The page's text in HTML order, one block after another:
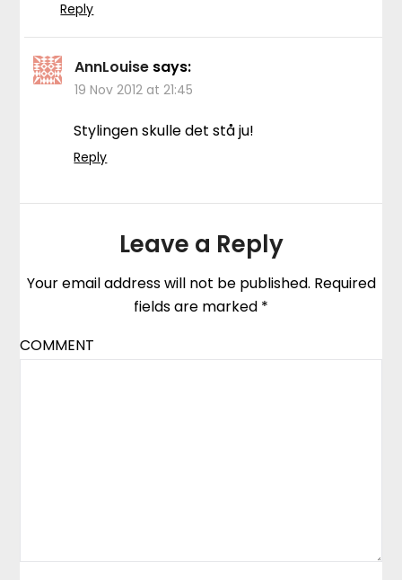
Reply
AnnLouise says:
19 Nov 2012 at 21:45
Stylingen skulle det stå ju!
Reply
Leave a Reply
Your email address will not be published. Required
fields are marked *
COMMENT